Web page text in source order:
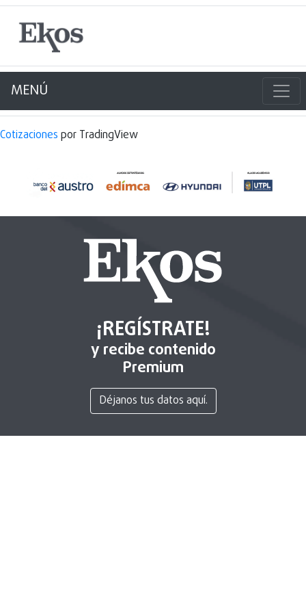
MENÚ
Cotizaciones por TradingView
¡REGÍSTRATE!
y recibe contenido
Premium
Déjanos tus datos aquí.